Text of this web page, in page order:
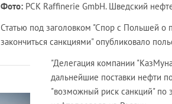
Фото: PCK Raffinerie GmbH. Шведский
Статью под заголовком "Спор с Польшей о
закончиться санкциями" опубликовало
"Делегация компании
дальнейшие поставки нефти
"возможный риск санкций" по